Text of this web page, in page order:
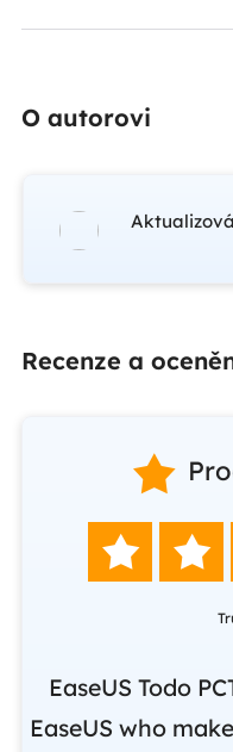
O autorovi
Recenze a

 
EaseUS Todo
EaseUS who